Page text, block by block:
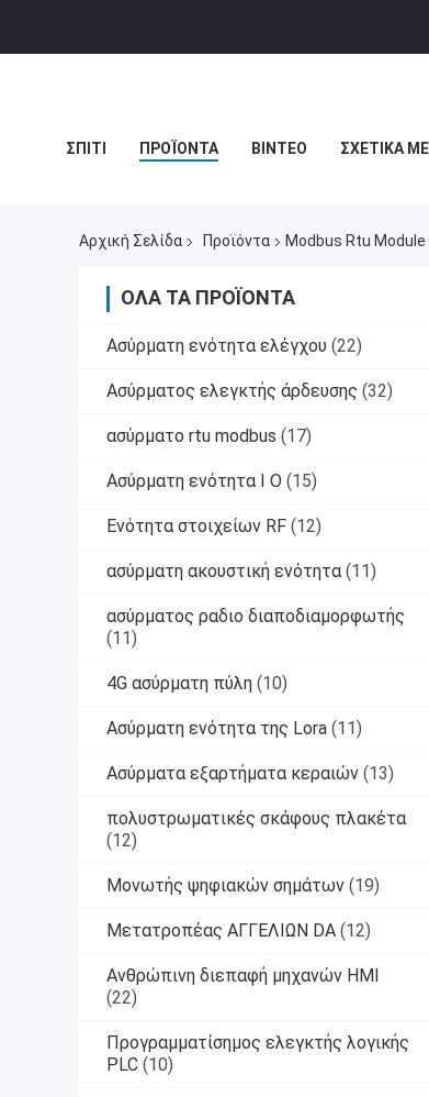
ΣΠΊΤΙ ΠΡΟΪΌΝΤΑ ΒΊΝΤΕΟ ΣΧΕΤΙΚΆ
Αρχική Σελίδα Προϊόντα Modbus Rtu
ΌΛΑ ΤΑ ΠΡΟΪΌΝΤΑ
Ασύρματη ενότητα ελέγχου (22)
Ασύρματος ελεγκτής άρδευσης (32)
ασύρματο rtu modbus (17)
Ασύρματη ενότητα Ι Ο (15)
Ενότητα στοιχείων RF (12)
ασύρματη ακουστική ενότητα (11)
ασύρματος ραδιο διαποδιαμορφωτής
(11)
4G ασύρματη πύλη (10)
Ασύρματη ενότητα της Lora (11)
Ασύρματα εξαρτήματα κεραιών (13)
πολυστρωματικές σκάφους πλακέτα
(12)
Μονωτής ψηφιακών σημάτων (19)
Μετατροπέας ΑΓΓΕΛΙΩΝ DA (12)
Ανθρώπινη διεπαφή μηχανών HMI
(22)
Προγραμματίσημος ελεγκτής λογικής
PLC (10)